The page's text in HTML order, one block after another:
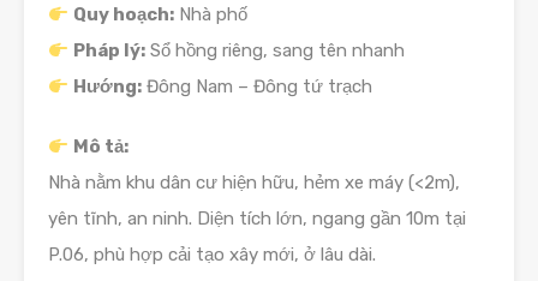
Quy hoạch: Nhà phố
Pháp lý: Sổ hồng riêng, sang tên nhanh
Hướng: Đông Nam – Đông tứ trạch
Mô tả:
Nhà nằm khu dân cư hiện hữu, hẻm xe máy (<2m),
yên tĩnh, an ninh. Diện tích lớn, ngang gần 10m tại
P.06, phù hợp cải tạo xây mới, ở lâu dài.